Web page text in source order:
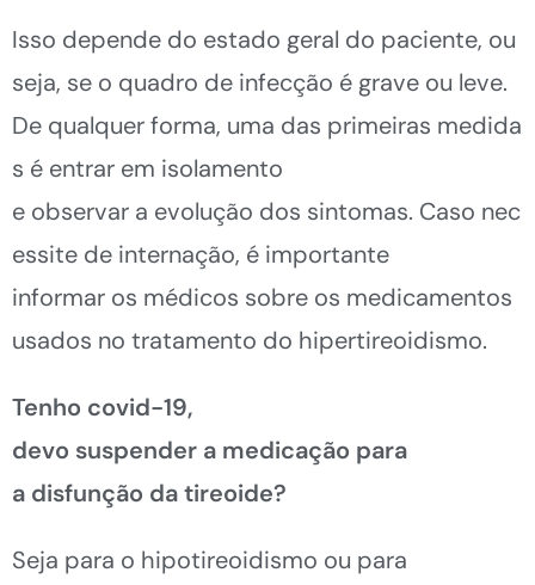
Isso depende do estado geral do paciente, ou
seja, se o quadro de infecção é grave ou leve.
De qualquer forma, uma das primeiras medida
s é entrar em isolamento
e observar a evolução dos sintomas. Caso nec
essite de internação, é importante
informar os médicos sobre os medicamentos
usados no tratamento do hipertireoidismo.
Tenho covid-19,
devo suspender a medicação para
a disfunção da tireoide?
Seja para o hipotireoidismo ou para